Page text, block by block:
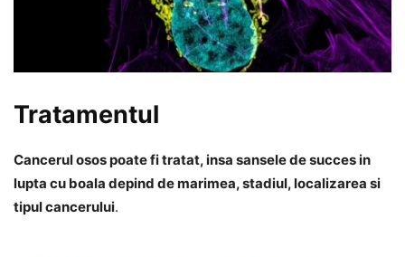
Tratamentul
Cancerul osos poate fi tratat, insa sansele de succes in
lupta cu boala depind de marimea, stadiul, localizarea si
tipul cancerului.